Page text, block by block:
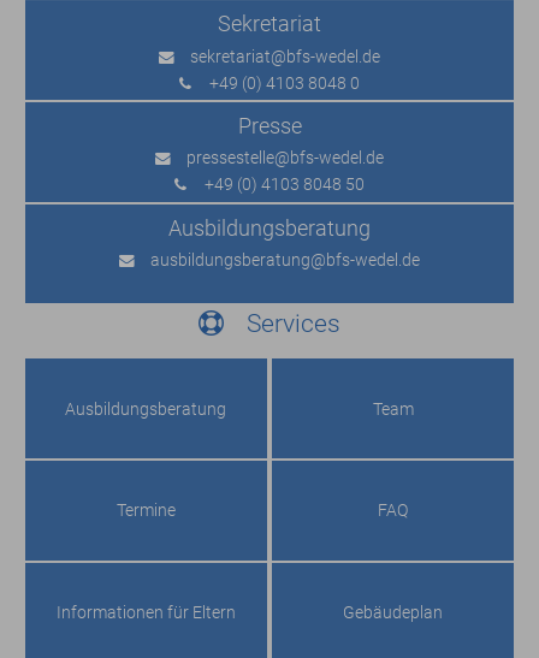
Sekretariat
sekretariat@bfs-wedel.de
+49 (0) 4103 8048 0
Presse
pressestelle@bfs-wedel.de
+49 (0) 4103 8048 50
Ausbildungs­beratung
ausbildungsberatung@bfs-wedel.de
Services
Ausbildungs­beratung Team
Termine FAQ
Informationen für Eltern Gebäudeplan